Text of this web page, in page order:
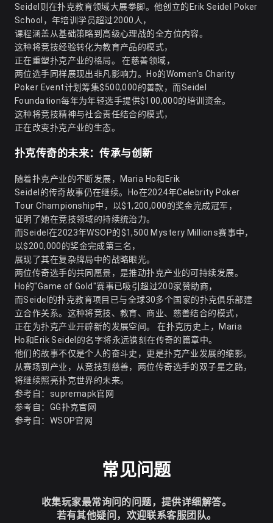
Seidel则在扑克教育领域大展拳脚。他创立的Erik Seidel Poker
School，年培训学员超过2000人，
课程涵盖从基础策略到高级心理战的全方位内容。
这种将竞技经验转化为教育产品的模式，
正在重塑扑克产业的格局。 在慈善领域，
两位选手同样展现出非凡影响力。Ho的Women's Charity
Poker Event计划筹集$500,000的善款，而Seidel
Foundation每年为年轻选手提供$100,000的培训资金。
这种将竞技精神与社会责任结合的模式，
正在改变扑克产业的生态。
扑克传奇的未来：传承与创新
随着扑克产业的不断发展，Maria Ho和Erik
Seidel的传奇故事仍在继续。Ho在2024年Celebrity Poker
Tour Championship中，以$1,200,000的奖金完成冠军，
证明了她在竞技领域的持续统治力。
而Seidel在2023年WSOP的$1,500 Mystery Millions赛事中，
以$200,000的奖金完成第三名，
展现了其在复杂牌局中的战略眼光。
两位传奇选手的共同愿景，是推动扑克产业的可持续发展。
Ho的"Game of Gold"赛事已吸引超过200家赞助商，
而Seidel的扑克教育项目已与全球30多个国家的扑克俱乐部建
立合作关系。这种将竞技、教育、商业、慈善结合的模式，
正在为扑克产业开辟新的发展空间。 在扑克历史上，Maria
Ho和Erik Seidel的名字将永远镌刻在传奇的篇章中。
他们的故事不仅是个人的奋斗史，更是扑克产业发展的缩影。
从赛场到产业，从竞技到慈善，两位传奇选手的双子星之路，
将继续照亮扑克世界的未来。
参考自： supremapk官网
参考自： GG扑克官网
参考自： WSOP官网
常见问题
收集玩家最常询问的问题，提供详细解答。
若有其他疑问，欢迎联系客服团队。